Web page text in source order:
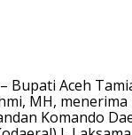
– Bupati Aceh
MH,
Komando